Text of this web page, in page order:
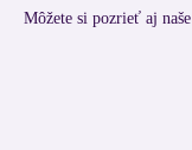
Môžete si pozrieť aj